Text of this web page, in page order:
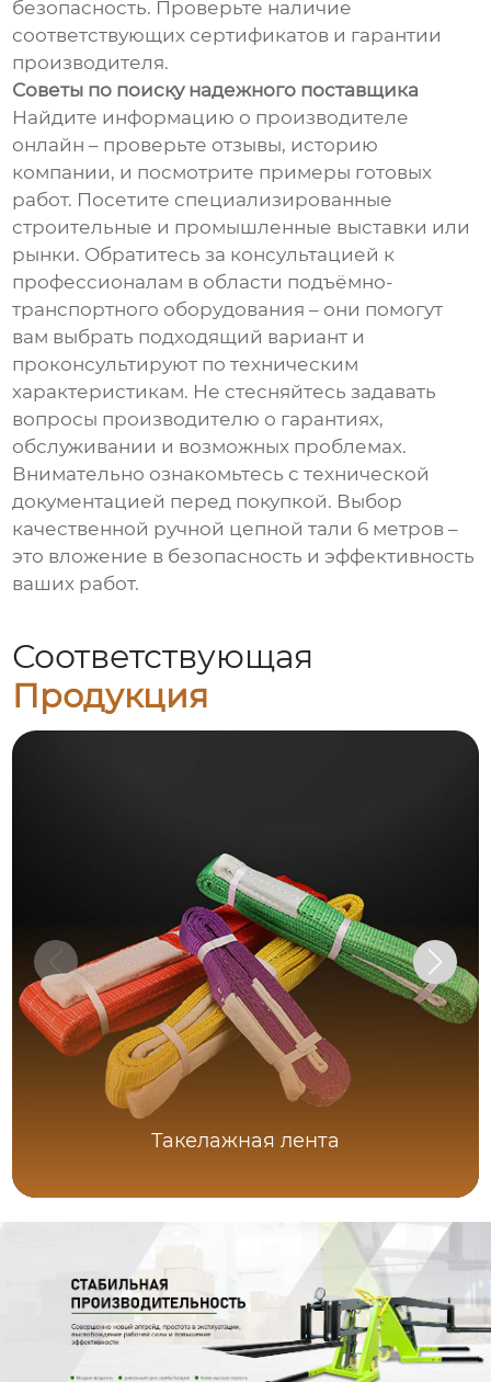
безопасность. Проверьте наличие
соответствующих сертификатов и гарантии
производителя.
Советы по поиску надежного поставщика
Найдите информацию о производителе
онлайн – проверьте отзывы, историю
компании, и посмотрите примеры готовых
работ. Посетите специализированные
строительные и промышленные выставки или
рынки. Обратитесь за консультацией к
профессионалам в области подъёмно-
транспортного оборудования – они помогут
вам выбрать подходящий вариант и
проконсультируют по техническим
характеристикам. Не стесняйтесь задавать
вопросы производителю о гарантиях,
обслуживании и возможных проблемах.
Внимательно ознакомьтесь с технической
документацией перед покупкой. Выбор
качественной ручной цепной тали 6 метров –
это вложение в безопасность и эффективность
ваших работ.
Соответствующая
Продукция
Такелажная лента